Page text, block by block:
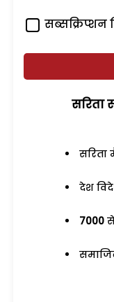
सब्सक्रिप्शन
सरिता
सरिता
देश
7000